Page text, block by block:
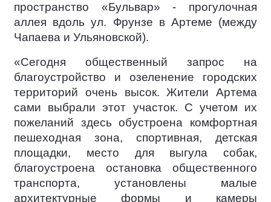
пространство «Бульвар» - прогулочная
аллея вдоль ул. Фрунзе в Артеме (между
Чапаева и Ульяновской).
«Сегодня общественный запрос на
благоустройство и озеленение городских
территорий очень высок. Жители Артема
сами выбрали этот участок. С учетом их
пожеланий здесь обустроена комфортная
пешеходная зона, спортивная, детская
площадки, место для выгула собак,
благоустроена остановка общественного
транспорта, установлены малые
архитектурные формы и камеры